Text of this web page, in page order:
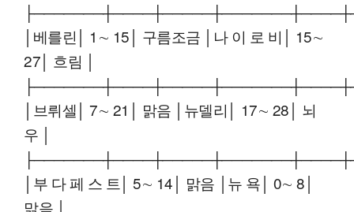
│베를린│ 1∼ 15│ 구름조금 │나 이 로 비│ 15∼
27│ 흐림 │
│브뤼셀│ 7∼ 21│ 맑음 │뉴델리│ 17∼ 28│ 뇌
우 │
│부 다 페 스 트│ 5∼ 14│ 맑음 │뉴 욕│ 0∼ 8│
맑음 │